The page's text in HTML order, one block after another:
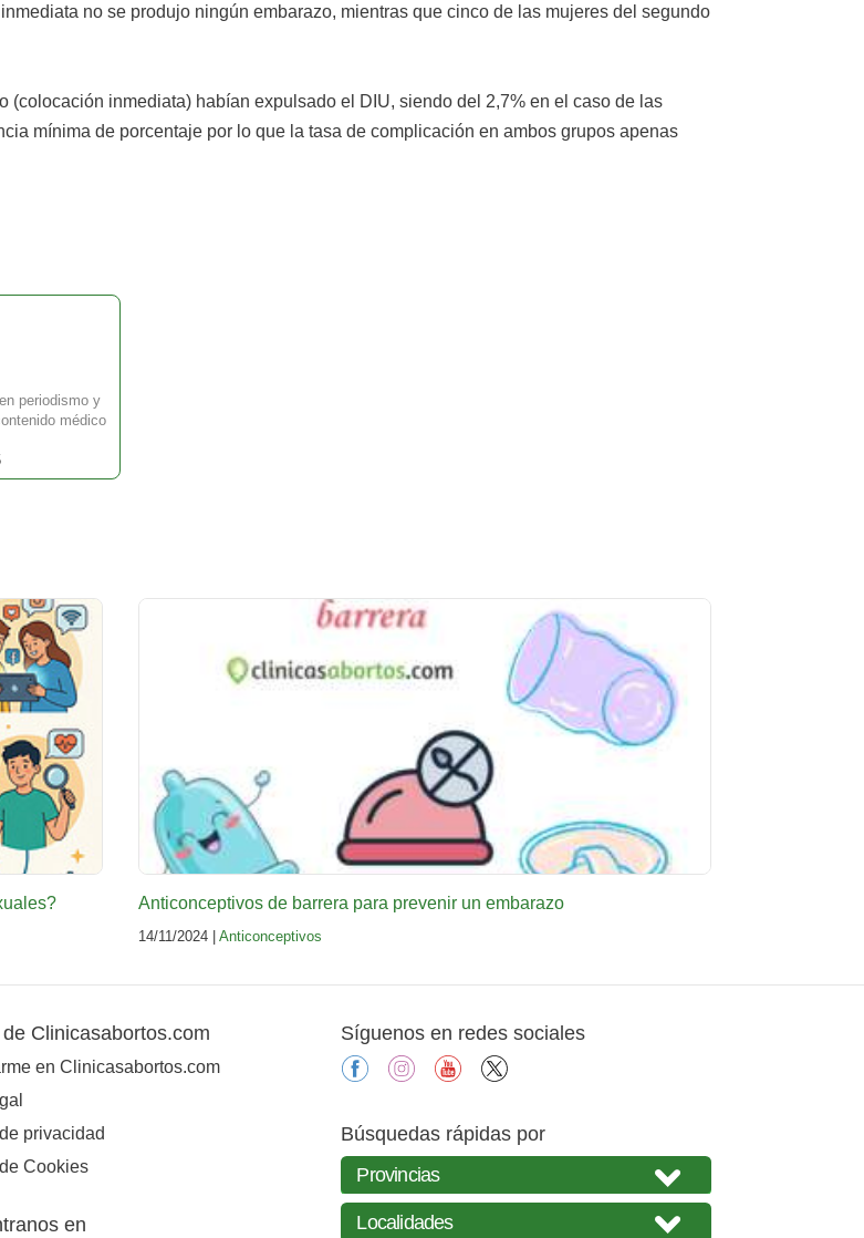
no se produjo ningún embarazo, mientras que cinco de las mujeres del segundo
(colocación inmediata) habían expulsado el DIU, siendo del 2,7% en el caso de las
mínima de porcentaje por lo que la tasa de complicación en ambos grupos apenas
periodismo y
médico
Anticonceptivos de barrera para prevenir un embarazo
14/11/2024 | Anticonceptivos
Clinicasabortos.com
en Clinicasabortos.com
privacidad
Cookies
en
Síguenos en redes sociales
facebookinstagramyoutube
Búsquedas rápidas por